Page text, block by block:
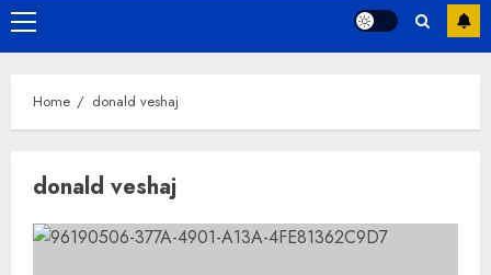
Primary
Menu
Home donald veshaj
donald veshaj